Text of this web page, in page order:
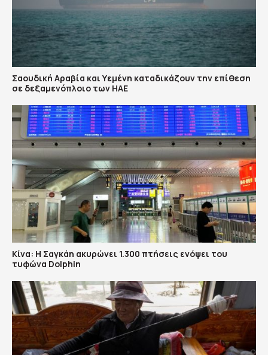
Σαουδική Αραβία και Υεμένη καταδικάζουν την επίθεση
σε δεξαμενόπλοιο των ΗΑΕ
Κίνα: Η Σαγκάη ακυρώνει 1.300 πτήσεις ενόψει του
τυφώνα Dolphin